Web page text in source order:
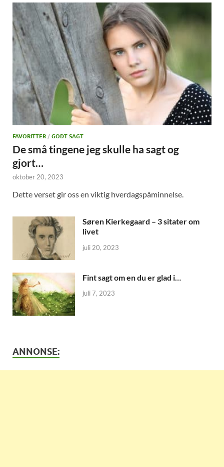
FAVORITTER / GODT SAGT
De små tingene jeg skulle ha sagt og
gjort…
oktober 20, 2023
Dette verset gir oss en viktig hverdagspåminnelse.
Søren Kierkegaard – 3 sitater om
livet
juli 20, 2023
Fint sagt om en du er glad i…
juli 7, 2023
ANNONSE: